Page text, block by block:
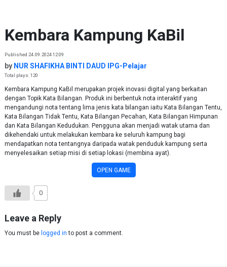
Kembara Kampung KaBil
Published 24.09.2024 12:09
by NUR SHAFIKHA BINTI DAUD IPG-Pelajar
Total plays: 120
Kembara Kampung KaBil merupakan projek inovasi digital yang berkaitan
dengan Topik Kata Bilangan. Produk ini berbentuk nota interaktif yang
mengandungi nota tentang lima jenis kata bilangan iaitu Kata Bilangan Tentu,
Kata Bilangan Tidak Tentu, Kata Bilangan Pecahan, Kata Bilangan Himpunan
dan Kata Bilangan Kedudukan. Pengguna akan menjadi watak utama dan
dikehendaki untuk melakukan kembara ke seluruh kampung bagi
mendapatkan nota tentangnya daripada watak penduduk kampung serta
menyelesaikan setiap misi di setiap lokasi (membina ayat).
OPEN GAME
0
Leave a Reply
You must be logged in to post a comment.